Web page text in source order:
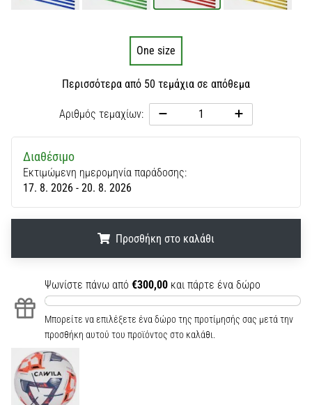
One size
Περισσότερα από 50 τεμάχια σε απόθεμα
Αριθμός τεμαχίων:
Διαθέσιμο
Εκτιμώμενη ημερομηνία παράδοσης:
17. 8. 2026 - 20. 8. 2026
Προσθήκη στο καλάθι
Ψωνίστε πάνω από €300,00 και πάρτε ένα δώρο
Μπορείτε να επιλέξετε ένα δώρο της προτίμησής σας μετά την
προσθήκη αυτού του προϊόντος στο καλάθι.